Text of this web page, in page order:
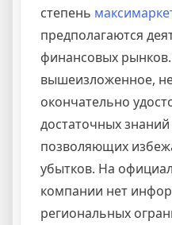
степень
предполагаются
финансовых
вышеизложенное,
окончательно
достаточных
позволяющих
убытков. На
компании нет
региональных